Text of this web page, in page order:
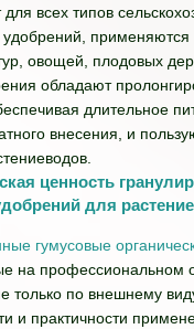
всех типов
удобрений,
овощей, плодовых
обладают
длительное
внесения, и
ценность
для
гумусовые
на профессиональном
только по внешнему
и практичности